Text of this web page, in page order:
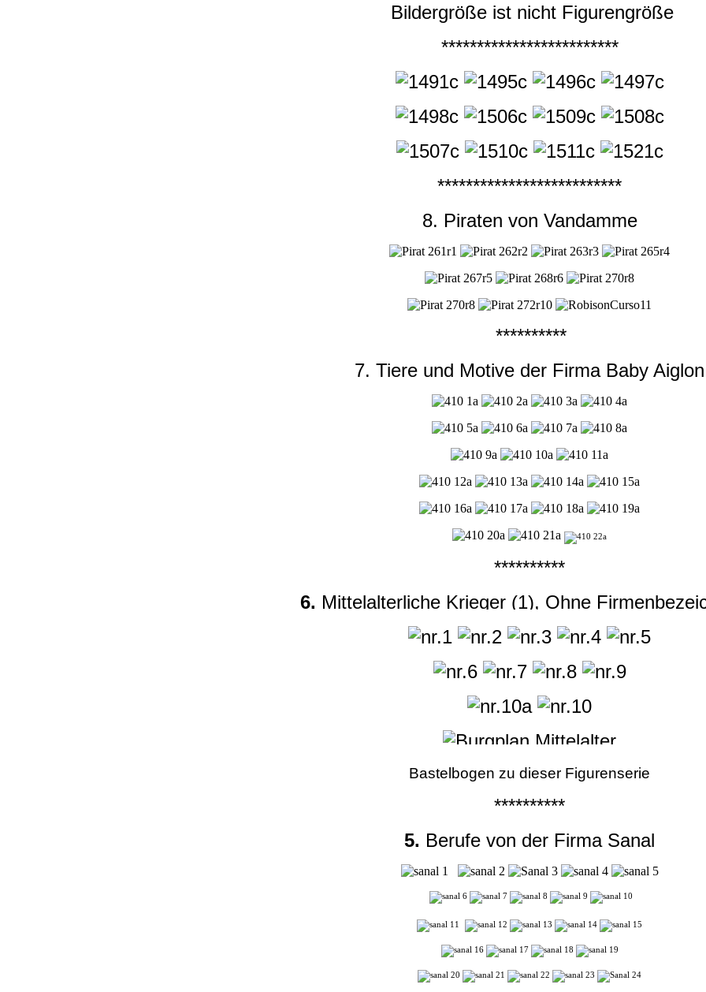
Bildergröße ist nicht Figurengröße
*************************
**************************
8. Piraten von Vandamme
**********
7. Tiere und Motive der Firma Baby Aiglon
**********
6. Mittelalterliche Krieger (1), Ohne
Bastelbogen zu dieser Figurenserie
**********
5. Berufe von der Firma Sanal